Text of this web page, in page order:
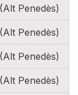
Penedès)
Penedès)
Penedès)
Penedès)